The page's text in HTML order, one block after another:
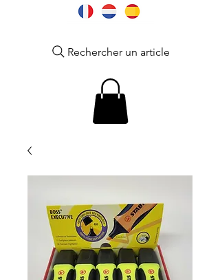
Rechercher un article